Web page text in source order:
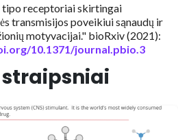
receptoriai skirtingai
transmisijos poveikiui sąnaudų ir
motyvacijai." bioRxiv (2021):
10.1371/journal.pbio.3
straipsniai